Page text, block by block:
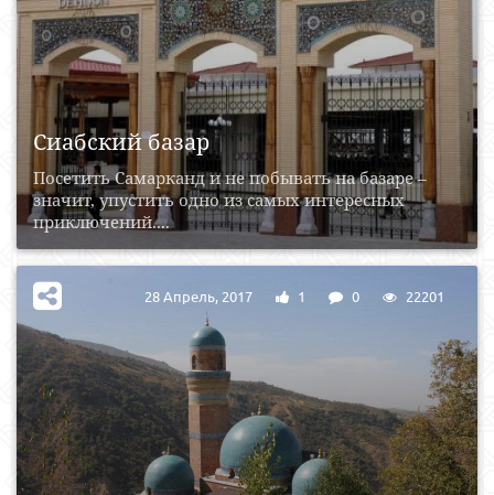
Сиабский базар
Посетить Самарканд и не побывать на базаре –
значит, упустить одно из самых интересных
приключений....
28 Апрель, 2017 1 0 22201